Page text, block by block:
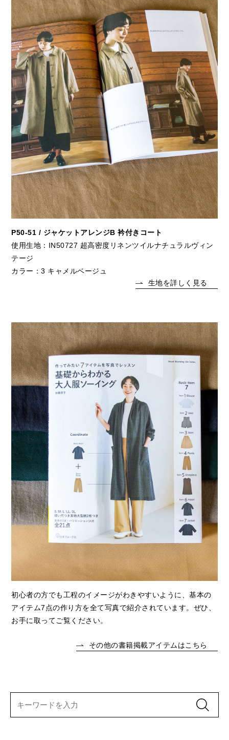
P50-51 / ジャケットアレンジB 衿付きコート
使用生地：IN50727 超高密度リネンツイルナチュラルヴィン
テージ
カラー：3 キャメルベージュ
生地を詳しく見る
初心者の方でも工程のイメージがわきやすいように、基本の
アイテム7点の作り方を全て写真で紹介されています。ぜひ、
お手に取ってご覧ください。
その他の書籍掲載アイテムはこちら